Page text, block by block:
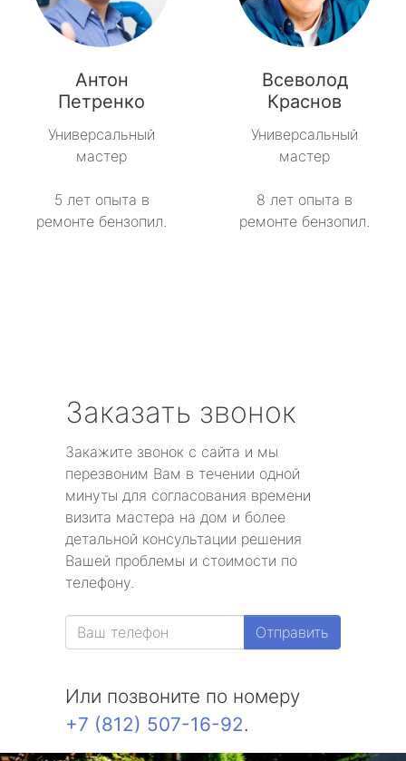
Антон
Петренко
Универсальный
мастер
5 лет опыта в
ремонте бензопил.
Всеволод
Краснов
Универсальный
мастер
8 лет опыта в
ремонте бензопил.
Заказать звонок
Закажите звонок с сайта и мы
перезвоним Вам в течении одной
минуты для согласования времени
визита мастера на дом и более
детальной консультации решения
Вашей проблемы и стоимости по
телефону.
Отправить
Или позвоните по номеру
+7 (812) 507-16-92.